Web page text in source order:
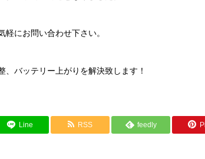
にお問い合わせ下さい。
バッテリー上がりを解決致します！
Line RSS feedly